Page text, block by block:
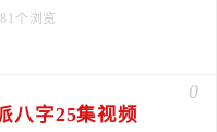
个浏览
0
八字25集视频